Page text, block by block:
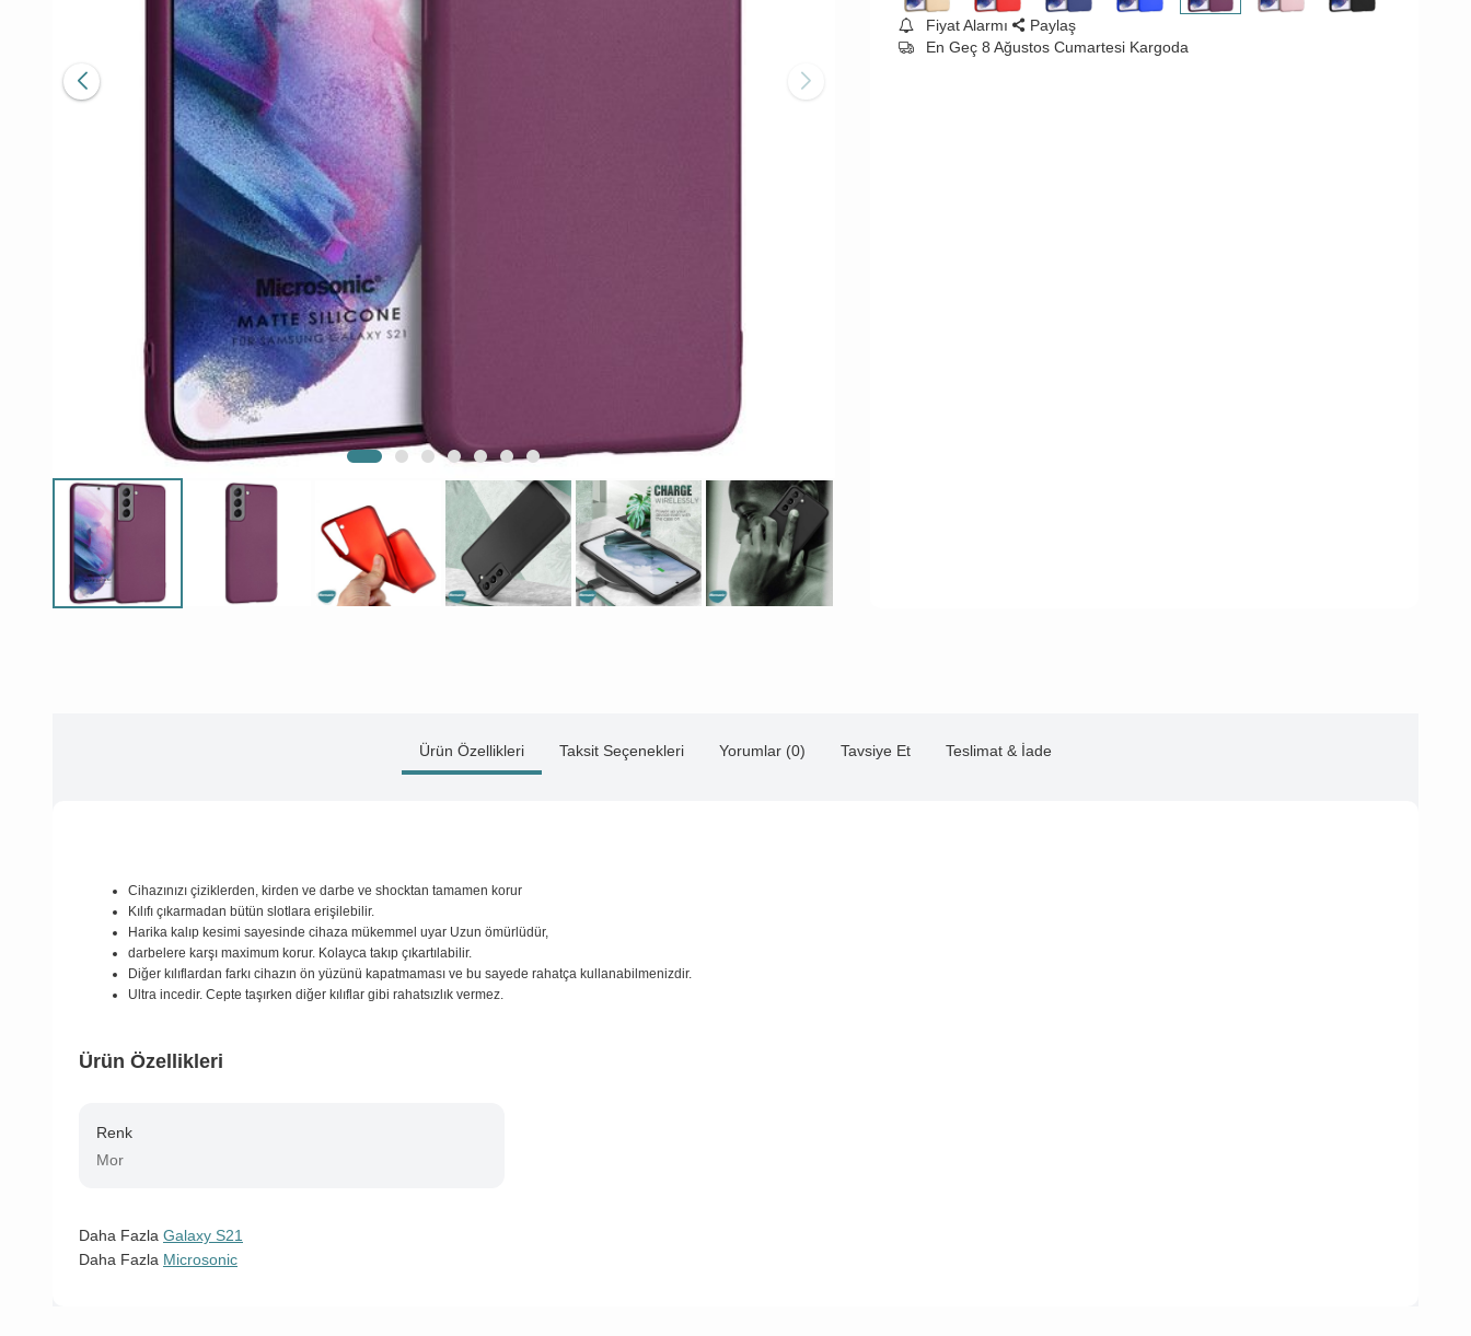
Fiyat Alarmı
Paylaş
En Geç 8 Ağustos Cumartesi Kargoda
Ürün Özellikleri Taksit Seçenekleri Yorumlar (0) Tavsiye Et Teslimat & İade
Cihazınızı çiziklerden, kirden ve darbe ve shocktan tamamen korur
Kılıfı çıkarmadan bütün slotlara erişilebilir.
Harika kalıp kesimi sayesinde cihaza mükemmel uyar Uzun ömürlüdür,
darbelere karşı maximum korur. Kolayca takıp çıkartılabilir.
Diğer kılıflardan farkı cihazın ön yüzünü kapatmaması ve bu sayede rahatça kullanabilmenizdir.
Ultra incedir. Cepte taşırken diğer kılıflar gibi rahatsızlık vermez.
Ürün Özellikleri
Renk
Mor
Daha Fazla Galaxy S21
Daha Fazla Microsonic